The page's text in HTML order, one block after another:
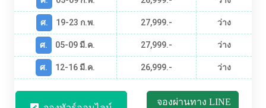
ศ.
19-23 ก.พ. 27,999.-
ว่าง
ศ.
05-09 มี.ค. 27,999.-
ว่าง
ศ.
12-16 มี.ค. 26,999.- ว่าง
จองผ่านทาง LINE